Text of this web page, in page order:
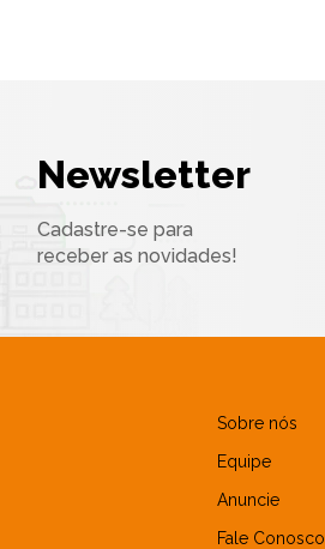
Newsletter
Cadastre-se para
receber as novidades!
Sobre nós
Equipe
Anuncie
Fale Conosco